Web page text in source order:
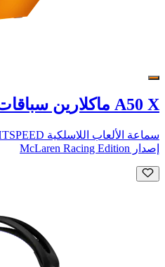
A50 X ماكلارين سباقات الطبعة
إصدار McLaren Racing Edition